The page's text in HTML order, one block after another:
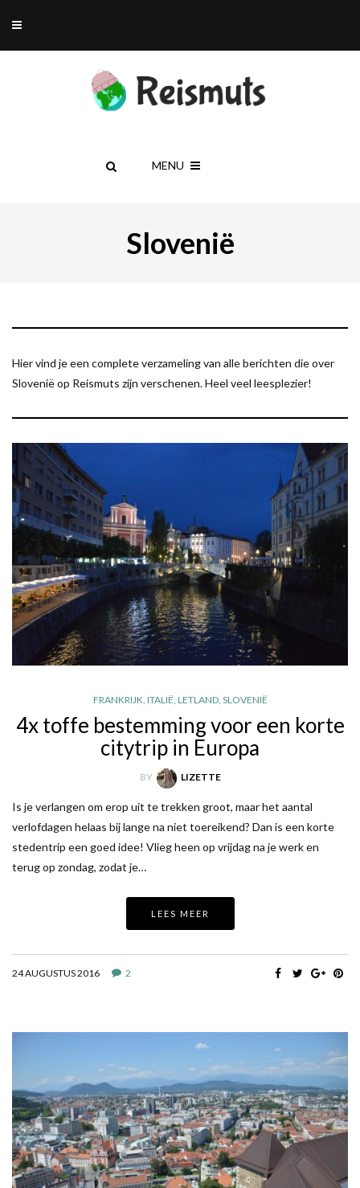
MENU
Slovenië
Hier vind je een complete verzameling van alle berichten die over
Slovenië op Reismuts zijn verschenen. Heel veel leesplezier!
FRANKRIJK, ITALIË, LETLAND, SLOVENIË
4x toffe bestemming voor een korte
citytrip in Europa
BY LIZETTE
Is je verlangen om erop uit te trekken groot, maar het aantal
verlofdagen helaas bij lange na niet toereikend? Dan is een korte
stedentrip een goed idee! Vlieg heen op vrijdag na je werk en
terug op zondag, zodat je…
LEES MEER
24 AUGUSTUS 2016 2